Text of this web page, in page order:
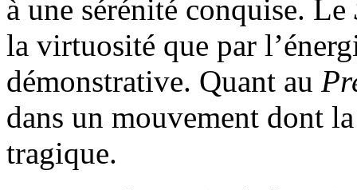
à une sérénité conquise. Le
la virtuosité que par
démonstrative. Quant au
dans un mouvement dont
tragique.